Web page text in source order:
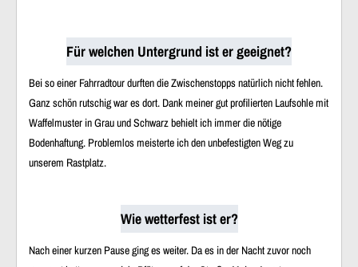
Für welchen Untergrund ist er geeignet?
Bei so einer Fahrradtour durften die Zwischenstopps natürlich nicht fehlen.
Ganz schön rutschig war es dort. Dank meiner gut profilierten Laufsohle mit
Waffelmuster in Grau und Schwarz behielt ich immer die nötige
Bodenhaftung. Problemlos meisterte ich den unbefestigten Weg zu
unserem Rastplatz.
Wie wetterfest ist er?
Nach einer kurzen Pause ging es weiter. Da es in der Nacht zuvor noch